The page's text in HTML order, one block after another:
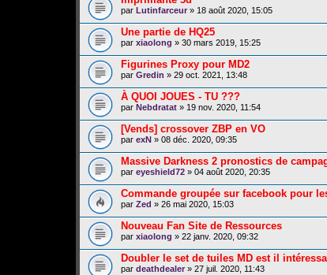
par Lutinfarceur » 18 août 2020, 15:05
Une partie de HQ25
par xiaolong » 30 mars 2019, 15:25
Figurines Proxy pour MD2
par Gredin » 29 oct. 2021, 13:48
À QUOI JOUES - TU ???
par Nebdratat » 19 nov. 2020, 11:54
[Vends] crossover ZBP en VO
par exN » 08 déc. 2020, 09:35
Massive Darkness 2 pronostics de
par eyeshield72 » 04 août 2020, 20:35
Commande groupée sur facebook pour
par Zed » 26 mai 2020, 15:03
Nouveau Fan Site de Ressources
par xiaolong » 22 janv. 2020, 09:32
Doubler le set de tuiles MD est il
par deathdealer » 27 juil. 2020, 11:43